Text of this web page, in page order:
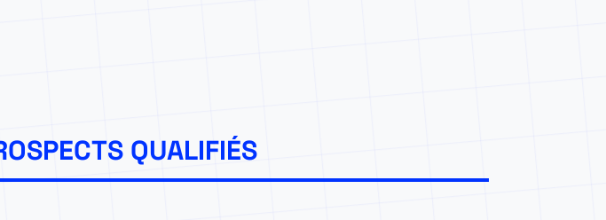
QUALIFIÉS